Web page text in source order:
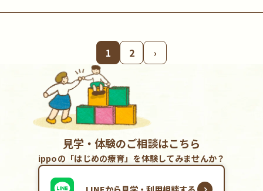
1 2 ›
見学・体験のご相談はこちら
ippoの「はじめの療育」を体験してみませんか？